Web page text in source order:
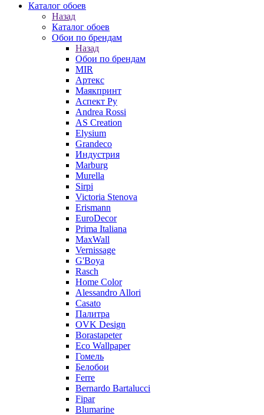
Каталог обоев
Назад
Каталог обоев
Обои по брендам
Назад
Обои по брендам
MIR
Артекс
Маякпринт
Аспект Ру
Andrea Rossi
AS Creation
Elysium
Grandeco
Индустрия
Marburg
Murella
Sirpi
Victoria Stenova
Erismann
EuroDecor
Prima Italiana
MaxWall
Vernissage
G'Boya
Rasch
Home Color
Alessandro Allori
Casato
Палитра
OVK Design
Borastapeter
Eco Wallpaper
Гомель
Белобои
Ferre
Bernardo Bartalucci
Fipar
Blumarine